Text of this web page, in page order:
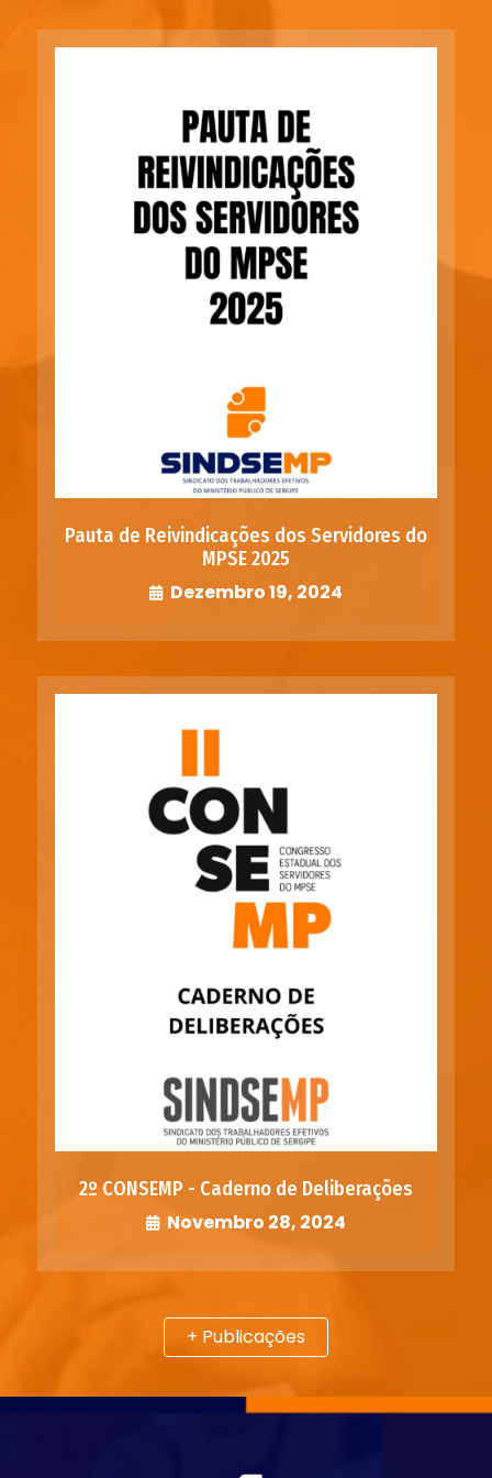
Pauta de Reivindicações dos Servidores do
MPSE 2025
Dezembro 19, 2024
2º CONSEMP - Caderno de Deliberações
Novembro 28, 2024
+ Publicações